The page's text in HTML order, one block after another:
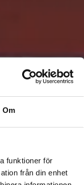
Om
funktioner för
från din enhet